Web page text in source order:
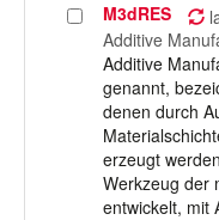
Projekt
auswählen
M3dRES
Additive
Additive
genannt,
denen durch
erzeugt
Werkzeug der
entwickelt, mit